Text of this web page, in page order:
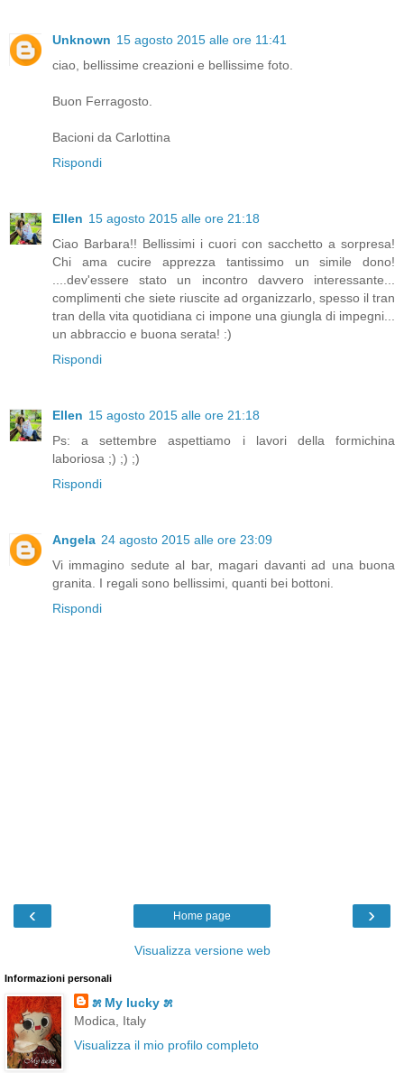
Unknown 15 agosto 2015 alle ore 11:41
ciao, bellissime creazioni e bellissime foto.
Buon Ferragosto.
Bacioni da Carlottina
Rispondi
Ellen 15 agosto 2015 alle ore 21:18
Ciao Barbara!! Bellissimi i cuori con sacchetto a sorpresa!
Chi ama cucire apprezza tantissimo un simile dono!
....dev'essere stato un incontro davvero interessante...
complimenti che siete riuscite ad organizzarlo, spesso il tran
tran della vita quotidiana ci impone una giungla di impegni...
un abbraccio e buona serata! :)
Rispondi
Ellen 15 agosto 2015 alle ore 21:18
Ps: a settembre aspettiamo i lavori della formichina
laboriosa ;) ;) ;)
Rispondi
Angela 24 agosto 2015 alle ore 23:09
Vi immagino sedute al bar, magari davanti ad una buona
granita. I regali sono bellissimi, quanti bei bottoni.
Rispondi
‹ ›
Home page
Visualizza versione web
Informazioni personali
೫ My lucky ೫
Modica, Italy
Visualizza il mio profilo completo